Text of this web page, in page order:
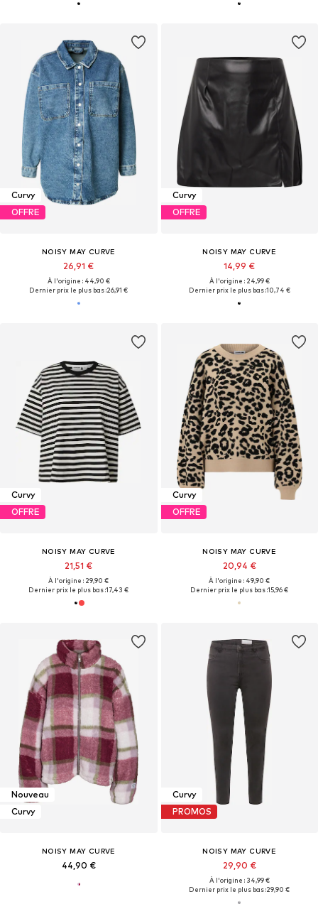
Curvy
OFFRE
NOISY MAY CURVE
26,91 €
À l'origine : 44,90 €
Dernier prix le plus bas :26,91 €
Curvy
OFFRE
NOISY MAY CURVE
14,99 €
À l'origine : 24,99 €
Dernier prix le plus bas :10,74 €
Curvy
OFFRE
NOISY MAY CURVE
21,51 €
À l'origine : 29,90 €
Dernier prix le plus bas :17,43 €
Curvy
OFFRE
NOISY MAY CURVE
20,94 €
À l'origine : 49,90 €
Dernier prix le plus bas :15,96 €
Nouveau
Curvy
NOISY MAY CURVE
44,90 €
Curvy
PROMOS
NOISY MAY CURVE
29,90 €
À l'origine : 34,99 €
Dernier prix le plus bas :29,90 €